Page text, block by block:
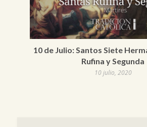
10 de Julio: Santos Siete
Rufina y Segunda
10 julio, 2020